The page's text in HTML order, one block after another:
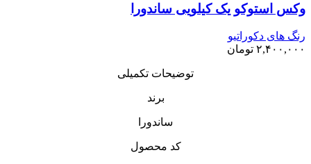
وکس استوکو یک کیلویی ساندورا
رنگ های دکوراتیو
۲,۴۰۰,۰۰۰ تومان
توضیحات تکمیلی
برند
ساندورا
کد محصول